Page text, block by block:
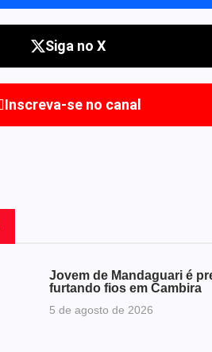
Siga no X
Inscreva-se no canal
Jovem de Mandaguari é
furtando fios em Cambira
5 de agosto de 2026